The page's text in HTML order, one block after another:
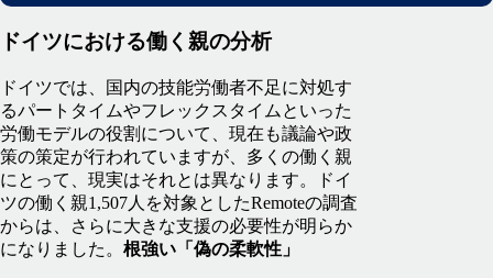
ドイツにおける働く親の分析
ドイツでは、国内の技能労働者不足に対処す
るパートタイムやフレックスタイムといった
労働モデルの役割について、現在も議論や政
策の策定が行われていますが、多くの働く親
にとって、現実はそれとは異なります。ドイ
ツの働く親1,507人を対象としたRemoteの調査
からは、さらに大きな支援の必要性が明らか
になりました。 根強い「偽の柔軟性」